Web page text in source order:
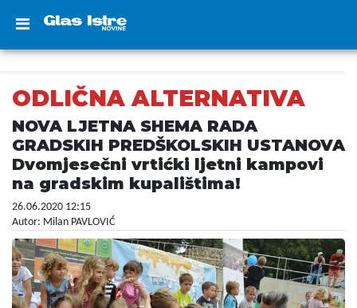
ODLIČNA ALTERNATIVA
NOVA LJETNA SHEMA RADA
GRADSKIH PREDŠKOLSKIH USTANOVA
Dvomjesečni vrtićki ljetni kampovi
na gradskim kupalištima!
26.06.2020 12:15
Autor: Milan PAVLOVIĆ